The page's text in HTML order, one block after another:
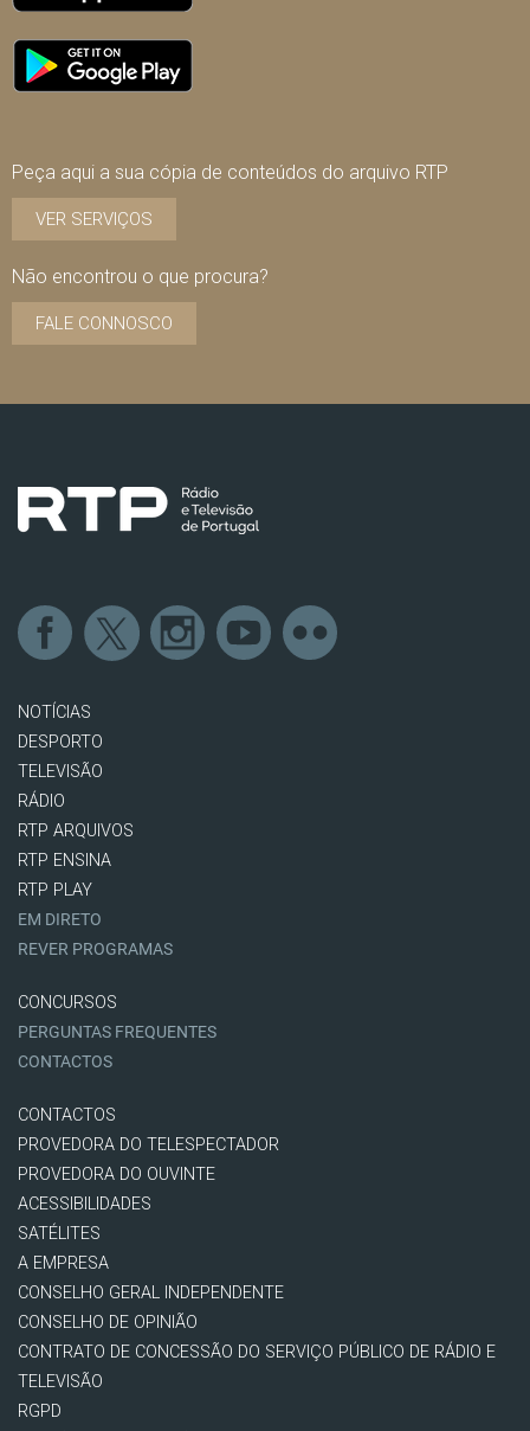
Peça aqui a sua cópia de conteúdos do arquivo RTP
VER SERVIÇOS
Não encontrou o que procura?
FALE CONNOSCO
NOTÍCIAS
DESPORTO
TELEVISÃO
RÁDIO
RTP ARQUIVOS
RTP ENSINA
RTP PLAY
EM DIRETO
REVER PROGRAMAS
CONCURSOS
PERGUNTAS FREQUENTES
CONTACTOS
CONTACTOS
PROVEDORA DO TELESPECTADOR
PROVEDORA DO OUVINTE
ACESSIBILIDADES
SATÉLITES
A EMPRESA
CONSELHO GERAL INDEPENDENTE
CONSELHO DE OPINIÃO
CONTRATO DE CONCESSÃO DO SERVIÇO PÚBLICO DE RÁDIO E
TELEVISÃO
RGPD